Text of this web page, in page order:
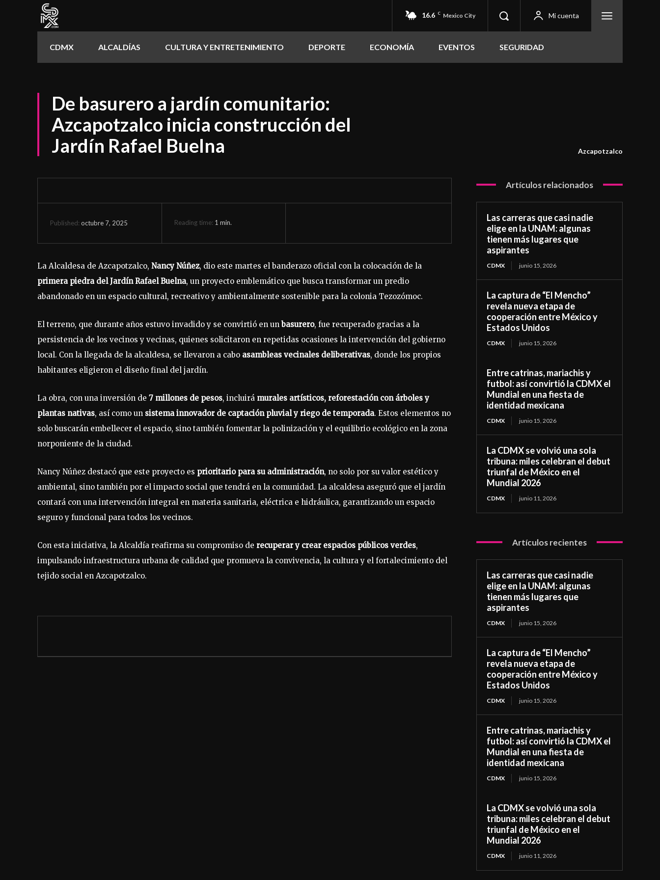
16.6 C Mexico City Mi cuenta
CDMX ALCALDÍAS CULTURA Y ENTRETENIMIENTO DEPORTE ECONOMÍA EVENTOS SEGURIDAD
De basurero a jardín comunitario:
Azcapotzalco inicia construcción del
Jardín Rafael Buelna
Azcapotzalco
Published: octubre 7, 2025 Reading time: 1 min.
La Alcaldesa de Azcapotzalco, Nancy Núñez, dio este martes el banderazo oficial con la colocación de la
primera piedra del Jardín Rafael Buelna, un proyecto emblemático que busca transformar un predio
abandonado en un espacio cultural, recreativo y ambientalmente sostenible para la colonia Tezozómoc.
El terreno, que durante años estuvo invadido y se convirtió en unbasurero, fue recuperado gracias a la
persistencia de los vecinos y vecinas, quienes solicitaron en repetidas ocasiones la intervención del gobierno
local. Con la llegada de la alcaldesa, se llevaron a cabo asambleas vecinales deliberativas, donde los propios
habitantes eligieron el diseño final del jardín.
La obra, con una inversión de 7 millones de pesos, incluirá murales artísticos, reforestación con árboles y
plantas nativas, así como un sistema innovador de captación pluvial y riego de temporada. Estos elementos no
solo buscarán embellecer el espacio, sino también fomentar la polinización y el equilibrio ecológico en la zona
norponiente de la ciudad.
Nancy Núñez destacó que este proyecto es prioritario para su administración, no solo por su valor estético y
ambiental, sino también por el impacto social que tendrá en la comunidad. La alcaldesa aseguró que el jardín
contará con una intervención integral en materia sanitaria, eléctrica e hidráulica, garantizando un espacio
seguro y funcional para todos los vecinos.
Con esta iniciativa, la Alcaldía reafirma su compromiso de recuperar y crear espacios públicos verdes,
impulsando infraestructura urbana de calidad que promueva la convivencia, la cultura y el fortalecimiento del
tejido social en Azcapotzalco.
Artículos relacionados
Las carreras que casi nadie
elige en la UNAM: algunas
tienen más lugares que
aspirantes
CDMX junio 15, 2026
La captura de “El Mencho”
revela nueva etapa de
cooperación entre México y
Estados Unidos
CDMX junio 15, 2026
Entre catrinas, mariachis y
futbol: así convirtió la CDMX el
Mundial en una fiesta de
identidad mexicana
CDMX junio 15, 2026
La CDMX se volvió una sola
tribuna: miles celebran el debut
triunfal de México en el
Mundial 2026
CDMX junio 11, 2026
Artículos recientes
Las carreras que casi nadie
elige en la UNAM: algunas
tienen más lugares que
aspirantes
CDMX junio 15, 2026
La captura de “El Mencho”
revela nueva etapa de
cooperación entre México y
Estados Unidos
CDMX junio 15, 2026
Entre catrinas, mariachis y
futbol: así convirtió la CDMX el
Mundial en una fiesta de
identidad mexicana
CDMX junio 15, 2026
La CDMX se volvió una sola
tribuna: miles celebran el debut
triunfal de México en el
Mundial 2026
CDMX junio 11, 2026